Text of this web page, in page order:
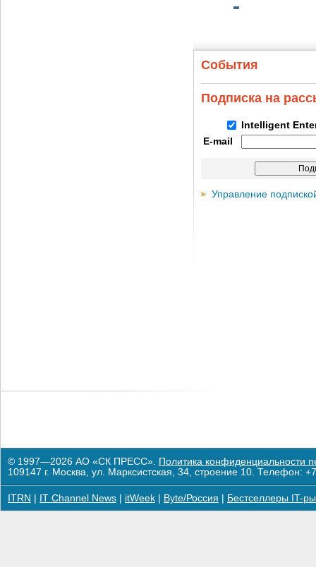
События
Подписка на
Intelligent
E-mail
Управление
© 1997—2026 АО «СК ПРЕСС». Политика конфиденциальности
109147 г. Москва, ул. Марксистская, 34, строение 10. Телефон:
ITRN IT Channel News itWeek Byte/Россия Бестселлеры IT-